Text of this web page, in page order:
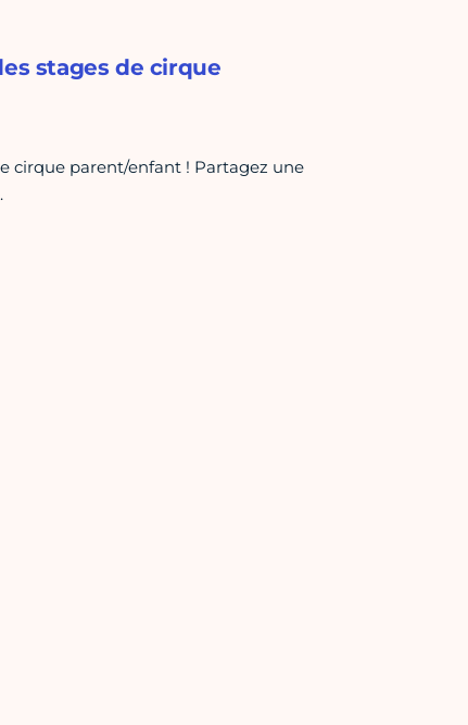
stages de cirque
cirque parent/enfant ! Partagez une